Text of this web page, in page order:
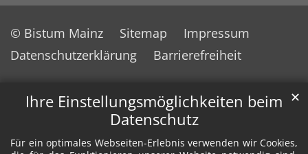
Ihre Einstellungsmöglichkeiten beim
Datenschutz
Für ein optimales Webseiten-Erlebnis verwenden wir Cookies,
✕
© Bistum Mainz Sitemap
Impressum
Datenschutzerklärung
Barrierefreiheit